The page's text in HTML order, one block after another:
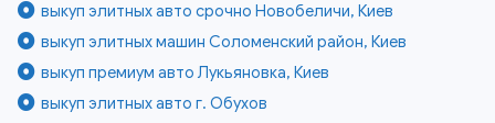
выкуп элитных авто срочно Новобеличи, Киев
выкуп элитных машин Соломенский район, Киев
выкуп премиум авто Лукьяновка, Киев
выкуп элитных авто г. Обухов